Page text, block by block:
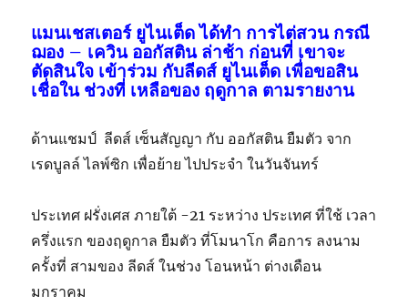
แมนเชสเตอร์ ยูไนเต็ด ได้ทำ การไต่สวน กรณี
ฌอง – เควิน ออกัสติน ล่าช้า ก่อนที่ เขาจะ
ตัดสินใจ เข้าร่วม กับลีดส์ ยูไนเต็ด เพื่อขอสิน
เชื่อใน ช่วงที่ เหลือของ ฤดูกาล ตามรายงาน
ด้านแชมป์ ลีดส์ เซ็นสัญญา กับ ออกัสติน ยืมตัว จาก
เรดบูลล์ ไลพ์ซิก เพื่อย้าย ไปประจำ ในวันจันทร์
ประเทศ ฝรั่งเศส ภายใต้ -21 ระหว่าง ประเทศ ที่ใช้ เวลา
ครึ่งแรก ของฤดูกาล ยืมตัว ที่โมนาโก คือการ ลงนาม
ครั้งที่ สามของ ลีดส์ ในช่วง โอนหน้า ต่างเดือน
มกราคม